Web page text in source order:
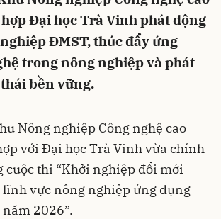
Đại học Trà Vinh phát động
ĐMST, thúc đẩy ứng
trong nông nghiệp và phát
bền vững.
Nông nghiệp Công nghệ cao
với Đại học Trà Vinh vừa chính
cuộc thi “Khởi nghiệp đổi mới
lĩnh vực nông nghiệp ứng dụng
2026”.